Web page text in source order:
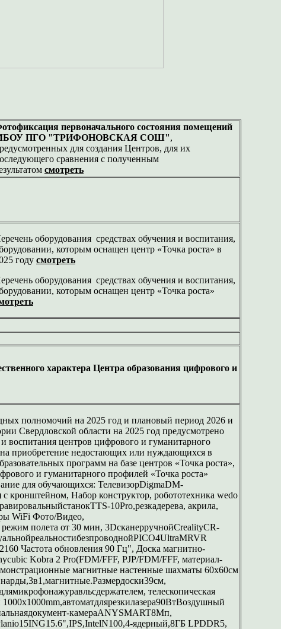
первоначального состояния помещений
БОУ ПГО "ТРИФОНОВСКАЯ СОШ",
для создания Центров, для их
сравнения с полученным
смотреть
оборудования средствах обучения и воспитания,
которым оснащен центр «Точка роста» в
году смотреть
оборудования средствах обучения и воспитания,
которым оснащен центр «Точка роста»
характера Центра образования цифрового и
полномочий на 2025 год и плановый период 2026 и
Свердловской области на 2025 год предусмотрено
воспитания центров цифрового и гуманитарного
приобретение недостающих или нуждающихся в
программ на базе центров «Точка роста»,
и гуманитарного профилей «Точка роста»
для обучающихся: ТелевизорDigmaDM-
Набор конструктор, робототехника wedo
10Pro,резкадерева, акрила,
WiFi Фото/Видео,
полета от 30 мин, 3DсканерручнойCrealityCR-
Частота обновления 90 Гц", Доска магнитно-
Kobra 2 Pro(FDM/FFF, PJP/FDM/FFF, материал-
магнитные настенные шахматы 60х60см
телескопическая
камераANYSMART8Мп,
ядерный,8ГБ LPDDR5,